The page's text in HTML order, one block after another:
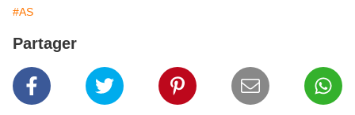
#AS
Partager